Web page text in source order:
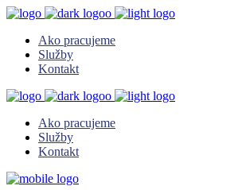
Ako pracujeme
Služby
Kontakt
Ako pracujeme
Služby
Kontakt